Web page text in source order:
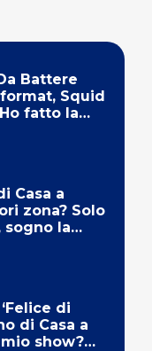
Battere
Squid
fatto la
Casa a
zona? Solo
sogno la
di
di Casa a
show?